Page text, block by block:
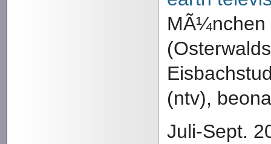
(ntv),
Juli-Sept.